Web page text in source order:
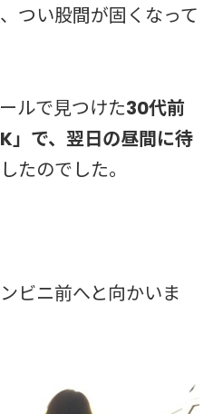
つい股間が固くなって
ルで見つけた30代前
」で、翌日の昼間に待
したのでした。
ビニ前へと向かいま